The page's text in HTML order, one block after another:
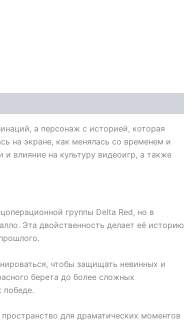
а персонаж с историей, которая
на экране, как менялась со временем и
влияние на культуру видеоигр, а также
группы Delta Red, но в
Эта двойственность делает её историю
чтобы защищать невинных и
берета до более сложных
победе.
для драматических моментов